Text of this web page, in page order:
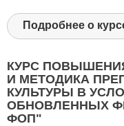
Подробнее о
КУРС
И МЕТОДИКА
КУЛЬТУРЫ В
ОБНОВЛЕННЫХ
ФОП"